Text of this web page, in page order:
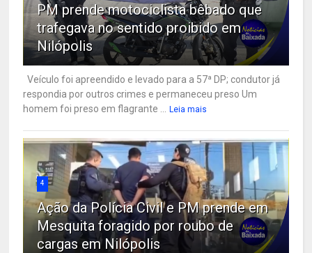
PM prende motociclista bêbado que
trafegava no sentido proibido em
Nilópolis
Veículo foi apreendido e levado para a 57ª DP; condutor já
respondia por outros crimes e permaneceu preso Um
homem foi preso em flagrante ...
Leia mais
4
Ação da Polícia Civil e PM prende em
Mesquita foragido por roubo de
cargas em Nilópolis